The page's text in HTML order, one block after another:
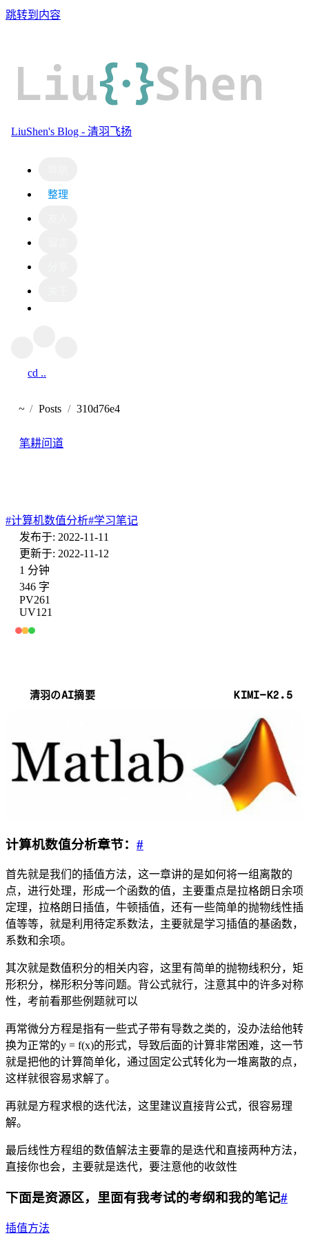
跳转到内容
Liu{·}Shen
LiuShen's Blog - 清羽飞扬
整理
cd ..
返回
~首页Posts 310d76e4
笔耕问道
#计算机数值分析#学习笔记
发布于: 2022-11-11
更新于: 2022-11-12
1 分钟
346 字
PV261
UV121
清羽のAI摘要 KIMI-K2.5
计算机数值分析章节： #
首先就是我们的插值方法，这一章讲的是如何将一组离散的
点，进行处理，形成一个函数的值，主要重点是拉格朗日余项
定理，拉格朗日插值，牛顿插值，还有一些简单的抛物线性插
值等等，就是利用待定系数法，主要就是学习插值的基函数，
系数和余项。
其次就是数值积分的相关内容，这里有简单的抛物线积分，矩
形积分，梯形积分等问题。背公式就行，注意其中的许多对称
性，考前看那些例题就可以
再常微分方程是指有一些式子带有导数之类的，没办法给他转
换为正常的y = f(x)的形式，导致后面的计算非常困难，这一节
就是把他的计算简单化，通过固定公式转化为一堆离散的点，
这样就很容易求解了。
再就是方程求根的迭代法，这里建议直接背公式，很容易理
解。
最后线性方程组的数值解法主要靠的是迭代和直接两种方法，
直接你也会，主要就是迭代，要注意他的收敛性
下面是资源区，里面有我考试的考纲和我的笔记#
插值方法